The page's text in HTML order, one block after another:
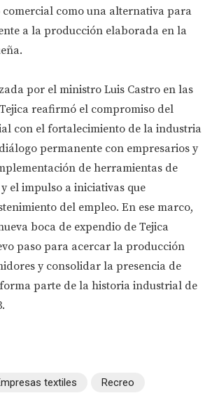
comercial como una alternativa para
a la producción elaborada en la
por el ministro Luis Castro en las
reafirmó el compromiso del
con el fortalecimiento de la industria
permanente con empresarios y
de herramientas de
el impulso a iniciativas que
del empleo. En ese marco,
boca de expendio de Tejica
paso para acercar la producción
y consolidar la presencia de
parte de la historia industrial de
textiles Recreo